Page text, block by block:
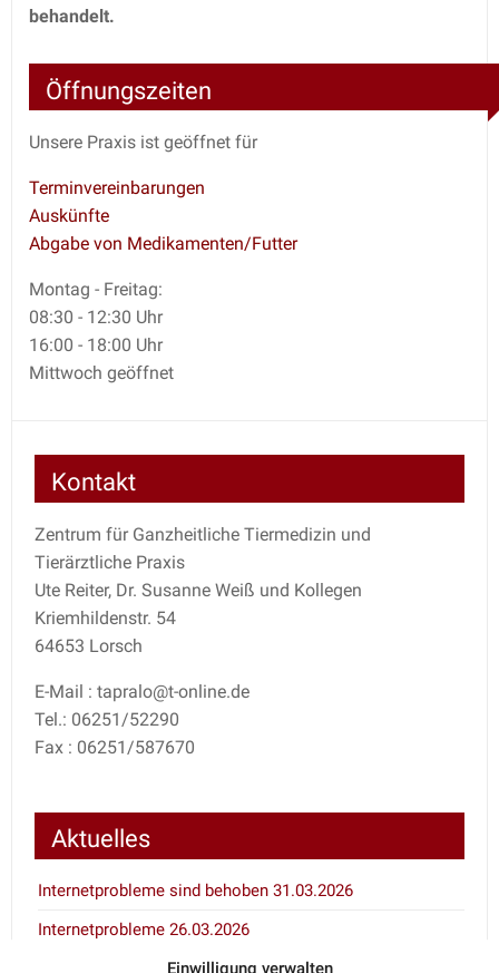
Einwilligung verwalten
behandelt.
Öffnungszeiten
Unsere Praxis ist geöffnet für
Terminvereinbarungen
Auskünfte
Abgabe von Medikamenten/Futter
Montag - Freitag:
08:30 - 12:30 Uhr
16:00 - 18:00 Uhr
Mittwoch geöffnet
Kontakt
Zentrum für Ganzheitliche Tiermedizin und
Tierärztliche Praxis
Ute Reiter, Dr. Susanne Weiß und Kollegen
Kriemhildenstr. 54
64653 Lorsch
E-Mail : tapralo@t-online.de
Tel.: 06251/52290
Fax : 06251/587670
Aktuelles
Internetprobleme sind behoben 31.03.2026
Internetprobleme 26.03.2026
Inventur 7.1. und 8.1.2026